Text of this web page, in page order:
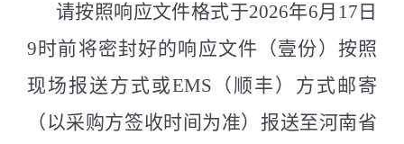
请按照响应文件格式于2026年6月 17 日
9 时前将密封好的响应文件（壹份）按照
现场报送方式或EMS （顺丰）方式邮寄
（以采购方签收时间为准）报送至河南省